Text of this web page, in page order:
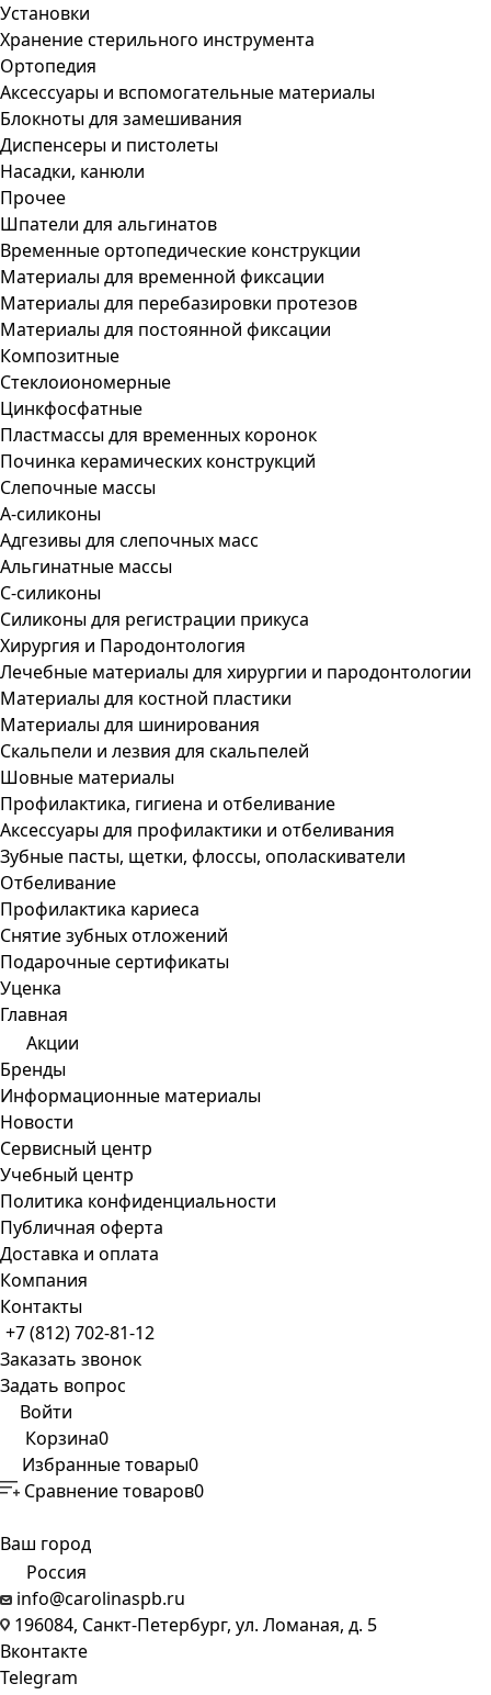
Установки
Хранение стерильного инструмента
Ортопедия
Аксессуары и вспомогательные материалы
Блокноты для замешивания
Диспенсеры и пистолеты
Насадки, канюли
Прочее
Шпатели для альгинатов
Временные ортопедические конструкции
Материалы для временной фиксации
Материалы для перебазировки протезов
Материалы для постоянной фиксации
Композитные
Стеклоиономерные
Цинкфосфатные
Пластмассы для временных коронок
Починка керамических конструкций
Слепочные массы
А-силиконы
Адгезивы для слепочных масс
Альгинатные массы
С-силиконы
Силиконы для регистрации прикуса
Хирургия и Пародонтология
Лечебные материалы для хирургии и пародонтологии
Материалы для костной пластики
Материалы для шинирования
Скальпели и лезвия для скальпелей
Шовные материалы
Профилактика, гигиена и отбеливание
Аксессуары для профилактики и отбеливания
Зубные пасты, щетки, флоссы, ополаскиватели
Отбеливание
Профилактика кариеса
Снятие зубных отложений
Подарочные сертификаты
Уценка
Главная
Акции
Бренды
Информационные материалы
Новости
Сервисный центр
Учебный центр
Политика конфиденциальности
Публичная оферта
Доставка и оплата
Компания
Контакты
+7 (812) 702-81-12
Заказать звонок
Задать вопрос
Войти
Корзина0
Избранные товары0
Сравнение товаров0
Ваш город
Россия
info@carolinaspb.ru
196084, Санкт-Петербург, ул. Ломаная, д. 5
Вконтакте
Telegram